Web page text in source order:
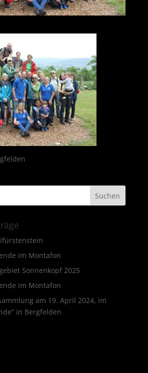
im Montafon
Sonnenkopf 2025
im Montafon
am 19. April 2024, im
in Bergfelden